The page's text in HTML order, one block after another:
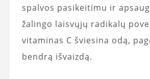
spalvos pasikeitimu ir
žalingo laisvųjų radikalų
vitaminas C šviesina odą,
bendrą išvaizdą.